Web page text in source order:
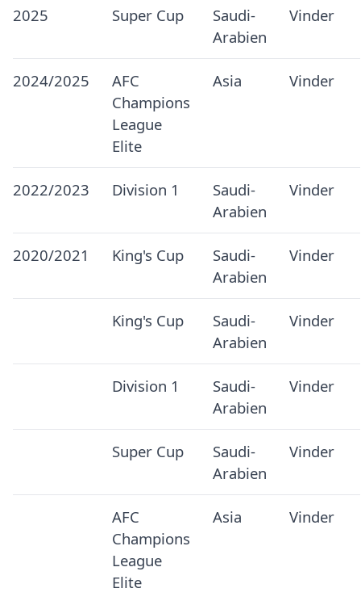
2025 Super Cup
Saudi-
Arabien
Vinder
2024/2025
AFC
Champions
League
Elite
Asia Vinder
2022/2023 Division 1
Saudi-
Arabien
Vinder
2020/2021 King's Cup
Saudi-
Arabien
Vinder
King's Cup
Saudi-
Arabien
Vinder
Division 1
Saudi-
Arabien
Vinder
Super Cup
Saudi-
Arabien
Vinder
AFC
Champions
League
Elite
Asia Vinder